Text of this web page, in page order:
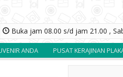
Buka jam 08.00 s/d jam 21.00 ,
PUSAT KERAJINAN PLAKAT DI